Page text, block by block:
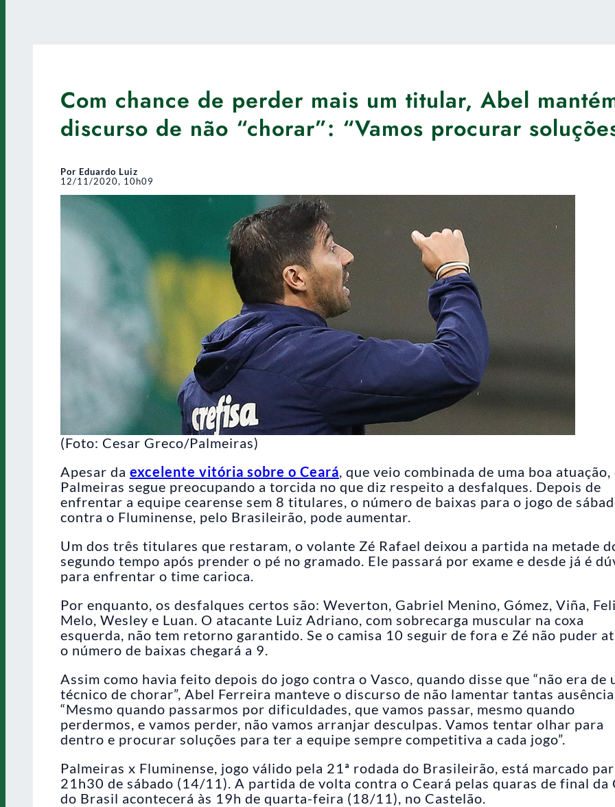
Com chance de perder mais um titular, Abel
discurso de não “chorar”: “Vamos procurar
Por Eduardo Luiz
12/11/2020, 10h09
(Foto: Cesar Greco/Palmeiras)
Apesar da excelente vitória sobre o Ceará, que veio combinada de uma boa atuação,
Palmeiras segue preocupando a torcida no que diz respeito a desfalques. Depois de
enfrentar a equipe cearense sem 8 titulares, o número de baixas para o jogo de
contra o Fluminense, pelo Brasileirão, pode aumentar.
Um dos três titulares que restaram, o volante Zé Rafael deixou a partida na metade
segundo tempo após prender o pé no gramado. Ele passará por exame e desde já é
para enfrentar o time carioca.
Por enquanto, os desfalques certos são: Weverton, Gabriel Menino, Gómez, Viña,
Melo, Wesley e Luan. O atacante Luiz Adriano, com sobrecarga muscular na coxa
esquerda, não tem retorno garantido. Se o camisa 10 seguir de fora e Zé não puder
o número de baixas chegará a 9.
Assim como havia feito depois do jogo contra o Vasco, quando disse que “não era de
técnico de chorar”, Abel Ferreira manteve o discurso de não lamentar tantas
“Mesmo quando passarmos por dificuldades, que vamos passar, mesmo quando
perdermos, e vamos perder, não vamos arranjar desculpas. Vamos tentar olhar para
dentro e procurar soluções para ter a equipe sempre competitiva a cada jogo”.
Palmeiras x Fluminense, jogo válido pela 21ª rodada do Brasileirão, está marcado
21h30 de sábado (14/11). A partida de volta contra o Ceará pelas quaras de final da
do Brasil acontecerá às 19h de quarta-feira (18/11), no Castelão.